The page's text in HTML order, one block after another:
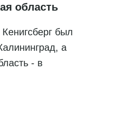
область
был
а
- в